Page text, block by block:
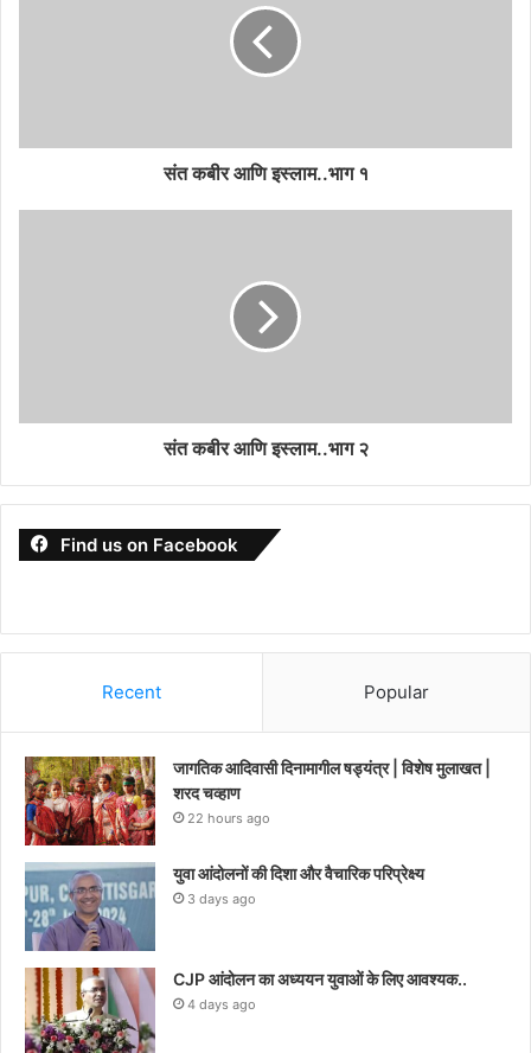
संत कबीर आणि इस्लाम..भाग १
संत कबीर आणि इस्लाम..भाग २
Find us on Facebook
Recent Popular
जागतिक आदिवासी दिनामागील षड्यंत्र | विशेष मुलाखत |
शरद चव्हाण
22 hours ago
युवा आंदोलनों की दिशा और वैचारिक परिप्रेक्ष्य
3 days ago
CJP आंदोलन का अध्ययन युवाओं के लिए आवश्यक..
4 days ago